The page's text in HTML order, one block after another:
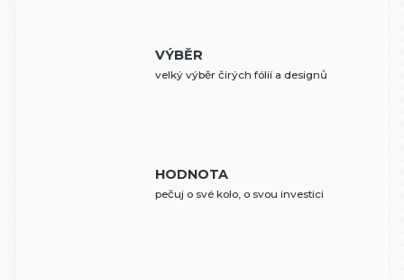
VÝBĚR
velký výběr čirých fólií a designů
HODNOTA
pečuj o své kolo, o svou investici